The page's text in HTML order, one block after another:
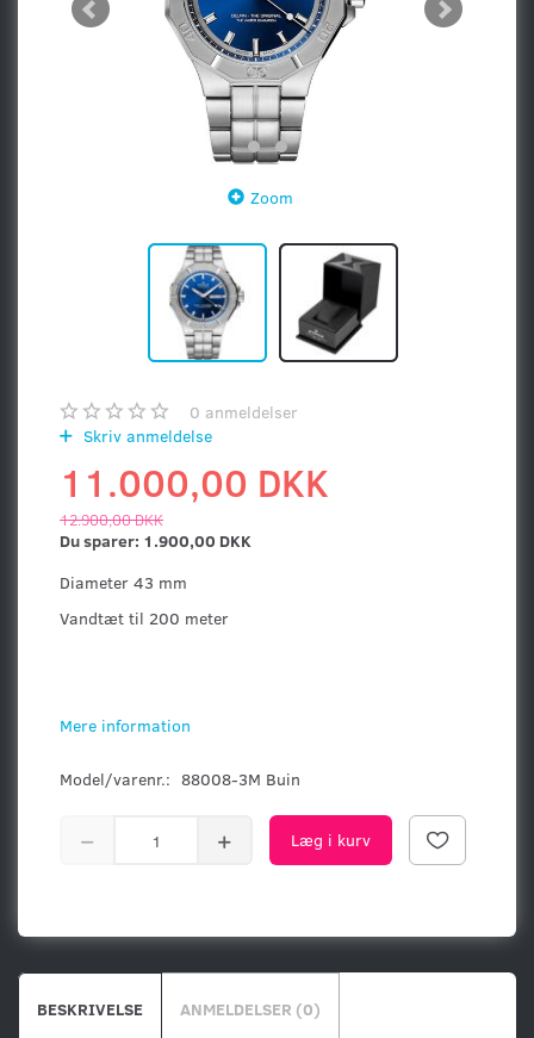
Zoom
0 anmeldelser
Skriv anmeldelse
11.000,00 DKK
12.900,00 DKK
Du sparer: 1.900,00 DKK
Diameter 43 mm
Vandtæt til 200 meter
Mere information
Model/varenr.: 88008-3M Buin
Læg i kurv
BESKRIVELSE ANMELDELSER (0)